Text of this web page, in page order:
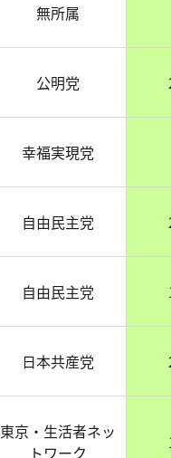
無所属
公明党
幸福実現党
自由民主党
自由民主党
日本共産党
東京・生活者ネッ
トワーク